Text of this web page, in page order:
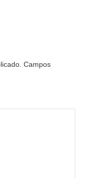
Campos